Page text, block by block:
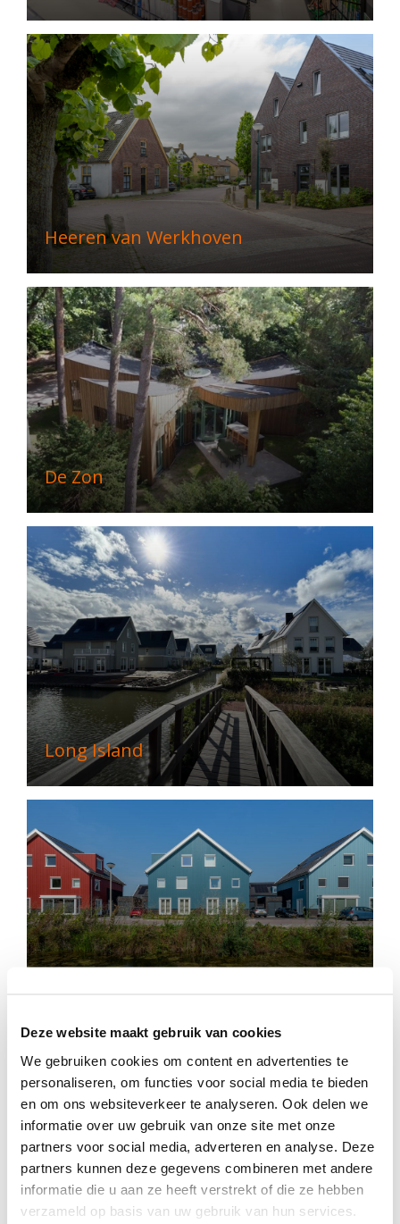
Deze website maakt gebruik van cookies
We gebruiken cookies om content en advertenties te
personaliseren, om functies voor social media te bieden
en om ons websiteverkeer te analyseren. Ook delen we
informatie over uw gebruik van onze site met onze
partners voor social media, adverteren en analyse. Deze
partners kunnen deze gegevens combineren met andere
informatie die u aan ze heeft verstrekt of die ze hebben
verzameld op basis van uw gebruik van hun services.
Heeren van Werkhoven
De Zon
Long Island